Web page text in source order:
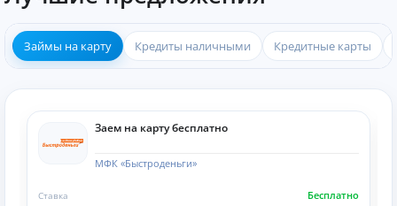
Займы на карту Кредиты наличными Кредитные карты
Заем на карту бесплатно
МФК «Быстроденьги»
Бесплатно
Ставка